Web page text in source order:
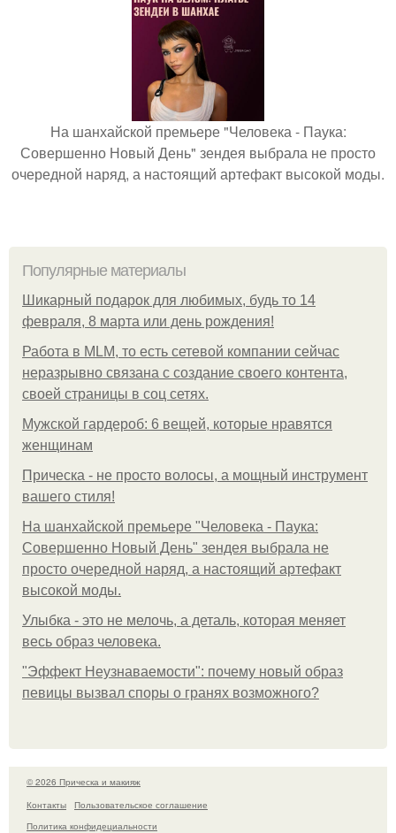
На шанхайской премьере "Человека - Паука:
Совершенно Новый День" зендея выбрала не просто
очередной наряд, а настоящий артефакт высокой моды.
Популярные материалы
Шикарный подарок для любимых, будь то 14
февраля, 8 марта или день рождения!
Работа в MLM, то есть сетевой компании сейчас
неразрывно связана с создание своего контента,
своей страницы в соц сетях.
Мужской гардероб: 6 вещей, которые нравятся
женщинам
Прическа - не просто волосы, а мощный инструмент
вашего стиля!
На шанхайской премьере "Человека - Паука:
Совершенно Новый День" зендея выбрала не
просто очередной наряд, а настоящий артефакт
высокой моды.
Улыбка - это не мелочь, а деталь, которая меняет
весь образ человека.
"Эффект Неузнаваемости": почему новый образ
певицы вызвал споры о гранях возможного?
© 2026 Прическа и макияж
Контакты
Пользовательское соглашение
Политика конфидециальности